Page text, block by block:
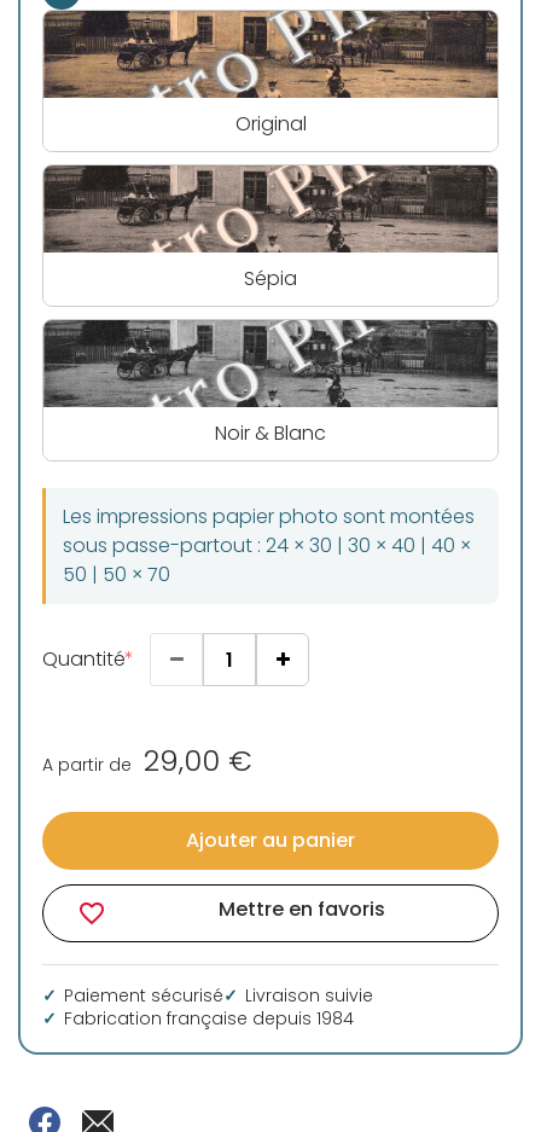
Original
Sépia
Noir & Blanc
Les impressions papier photo sont montées
sous passe-partout : 24 × 30 | 30 × 40 | 40 ×
50 | 50 × 70
Quantité
A partir de 29,00 €
Ajouter au panier
favorite_border Mettre en favoris
Paiement sécurisé
Livraison suivie
Fabrication française depuis 1984